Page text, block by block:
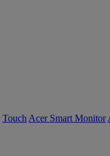
Touch Acer Smart Monitor